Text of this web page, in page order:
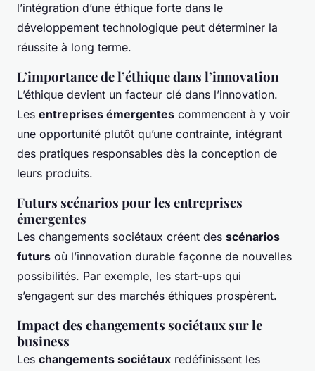
l’intégration d’une éthique forte dans le
développement technologique peut déterminer la
réussite à long terme.
L’importance de l’éthique dans l’innovation
L’éthique devient un facteur clé dans l’innovation.
Les entreprises émergentes commencent à y voir
une opportunité plutôt qu’une contrainte, intégrant
des pratiques responsables dès la conception de
leurs produits.
Futurs scénarios pour les entreprises
émergentes
Les changements sociétaux créent des scénarios
futurs où l’innovation durable façonne de nouvelles
possibilités. Par exemple, les start-ups qui
s’engagent sur des marchés éthiques prospèrent.
Impact des changements sociétaux sur le
business
Les changements sociétaux redéfinissent les